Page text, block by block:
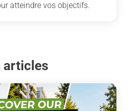
atteindre vos objectifs.
articles